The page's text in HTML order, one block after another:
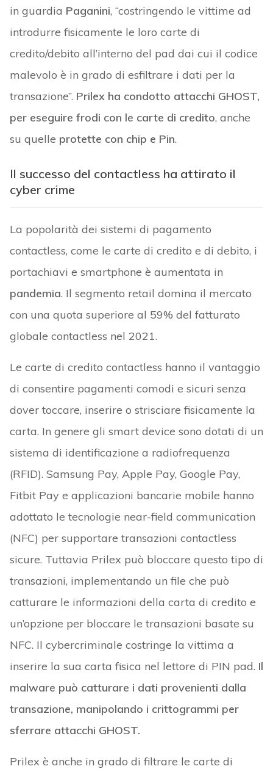
in guardia Paganini, “costringendo le vittime ad
introdurre fisicamente le loro carte di
credito/debito all’interno del pad dai cui il codice
malevolo è in grado di esfiltrare i dati per la
transazione”. Prilex ha condotto attacchi GHOST,
per eseguire frodi con le carte di credito, anche
su quelle protette con chip e Pin.
Il successo del contactless ha attirato il
cyber crime
La popolarità dei sistemi di pagamento
contactless, come le carte di credito e di debito, i
portachiavi e smartphone è aumentata in
pandemia. Il segmento retail domina il mercato
con una quota superiore al 59% del fatturato
globale contactless nel 2021.
Le carte di credito contactless hanno il vantaggio
di consentire pagamenti comodi e sicuri senza
dover toccare, inserire o strisciare fisicamente la
carta. In genere gli smart device sono dotati di un
sistema di identificazione a radiofrequenza
(RFID). Samsung Pay, Apple Pay, Google Pay,
Fitbit Pay e applicazioni bancarie mobile hanno
adottato le tecnologie near-field communication
(NFC) per supportare transazioni contactless
sicure. Tuttavia Prilex può bloccare questo tipo di
transazioni, implementando un file che può
catturare le informazioni della carta di credito e
un’opzione per bloccare le transazioni basate su
NFC. Il cybercriminale costringe la vittima a
inserire la sua carta fisica nel lettore di PIN pad. Il
malware può catturare i dati provenienti dalla
transazione, manipolando i crittogrammi per
sferrare attacchi GHOST.
Prilex è anche in grado di filtrare le carte di